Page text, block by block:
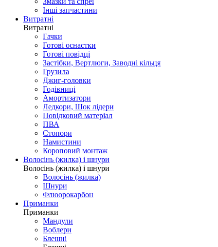
Інші запчастини
Витратні
Витратні
Гачки
Готові оснастки
Готові повідці
Застібки, Вертлюги, Заводні кільця
Грузила
Джиг-головки
Годівниці
Амортизатори
Ледкори, Шок лідери
Повідковий матеріал
ПВА
Стопори
Намистини
Короповий монтаж
Волосінь (жилка) і шнури
Волосінь (жилка) і шнури
Волосінь (жилка)
Шнури
Флюорокарбон
Приманки
Приманки
Мандули
Воблери
Блешні